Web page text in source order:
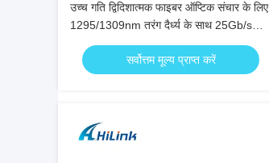
उच्च गति द्विदिशात्मक फाइबर ऑप्टिक संचार के लिए
1295/1309nm तरंग दैर्ध्य के साथ 25Gb/s
60km SFP28 BIDI ट्रांससीवर
सर्वोत्तम मूल्य प्राप्त करें